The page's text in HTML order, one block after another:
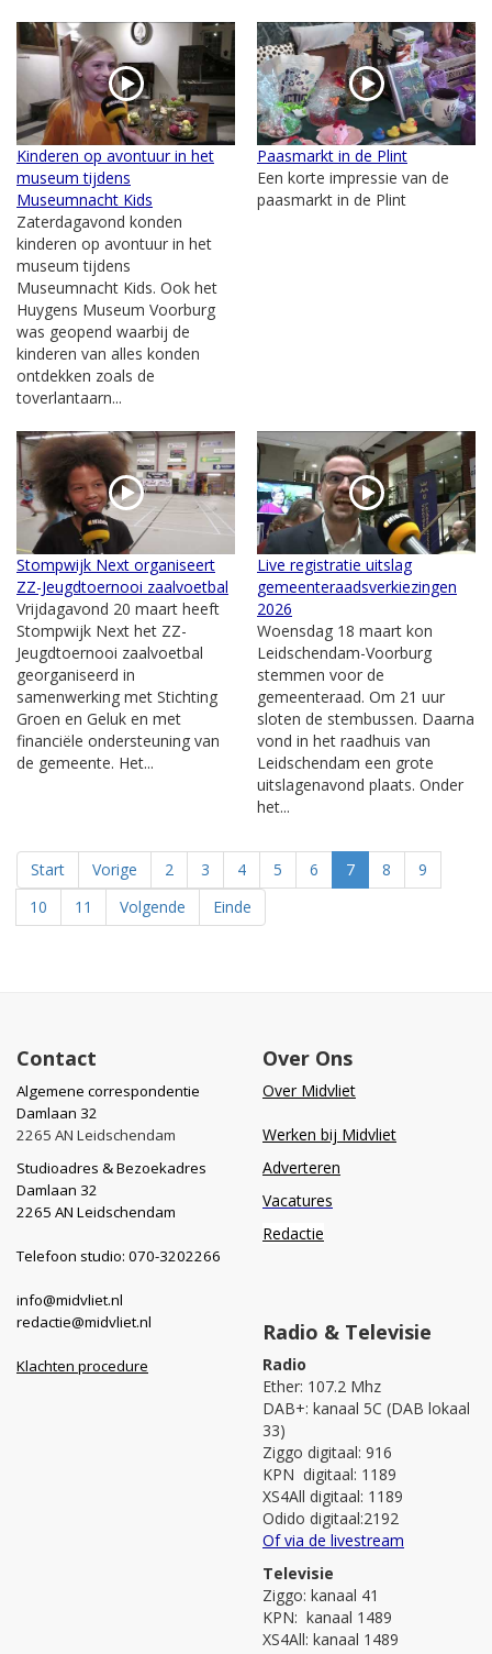
Kinderen op avontuur in het
museum tijdens
Museumnacht Kids
Zaterdagavond konden
kinderen op avontuur in het
museum tijdens
Museumnacht Kids. Ook het
Huygens Museum Voorburg
was geopend waarbij de
kinderen van alles konden
ontdekken zoals de
toverlantaarn...
Paasmarkt in de Plint
Een korte impressie van de
paasmarkt in de Plint
Stompwijk Next organiseert
ZZ-Jeugdtoernooi zaalvoetbal
Vrijdagavond 20 maart heeft
Stompwijk Next het ZZ-
Jeugdtoernooi zaalvoetbal
georganiseerd in
samenwerking met Stichting
Groen en Geluk en met
financiële ondersteuning van
de gemeente. Het...
Live registratie uitslag
gemeenteraadsverkiezingen
2026
Woensdag 18 maart kon
Leidschendam-Voorburg
stemmen voor de
gemeenteraad. Om 21 uur
sloten de stembussen. Daarna
vond in het raadhuis van
Leidschendam een grote
uitslagenavond plaats. Onder
het...
Start Vorige 2 3 4 5 6 7 8
9
10
11 Volgende Einde
Contact
Algemene correspondentie
Damlaan 32
2265 AN Leidschendam
Studioadres & Bezoekadres
Damlaan 32
2265 AN Leidschendam
Telefoon studio: 070-3202266
info@midvliet.nl
redactie@midvliet.nl
Klachten procedure
Over Ons
Over Midvliet
Werken bij Midvliet
Adverteren
Vacatures
Redactie
Radio & Televisie
Radio
Ether: 107.2 Mhz
DAB+: kanaal 5C (DAB lokaal
33)
Ziggo digitaal: 916
KPN digitaal: 1189
XS4All digitaal: 1189
Odido digitaal:2192
Of via de livestream
Televisie
Ziggo: kanaal 41
KPN: kanaal 1489
XS4All: kanaal 1489